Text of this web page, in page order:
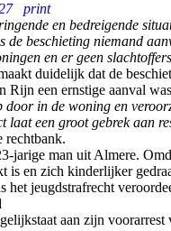
print
en bedreigende
de beschieting niemand
en er geen
duidelijk dat de
Rijn een ernstige aanval
door in de woning en
laat een groot gebrek aan
rechtbank.
jarige man uit Almere.
is en zich kinderlijker
jeugdstrafrecht
aan zijn voorarrest